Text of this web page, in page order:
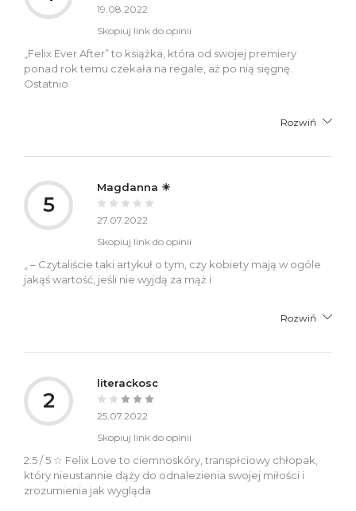
19.08.2022
Skopiuj link do opinii
„Felix Ever After” to książka, która od swojej premiery
ponad rok temu czekała na regale, aż po nią sięgnę.
Ostatnio
Rozwiń
5
Magdanna ☀
27.07.2022
Skopiuj link do opinii
„ – Czytaliście taki artykuł o tym, czy kobiety mają w ogóle
jakąś wartość, jeśli nie wyjdą za mąż i
Rozwiń
2
literackosc
25.07.2022
Skopiuj link do opinii
2.5 / 5 ☆ Felix Love to ciemnoskóry, transpłciowy chłopak,
który nieustannie dąży do odnalezienia swojej miłości i
zrozumienia jak wygląda